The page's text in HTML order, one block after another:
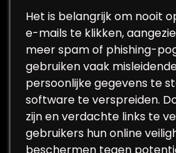
Het is belangrijk om nooit
e-mails te klikken,
meer spam of phishing-
gebruiken vaak
persoonlijke gegevens te
software te verspreiden.
zijn en verdachte links te
gebruikers hun online